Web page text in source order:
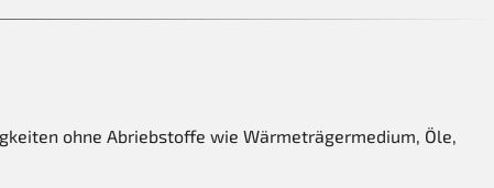
ohne Abriebstoffe wie Wärmeträgermedium, Öle,